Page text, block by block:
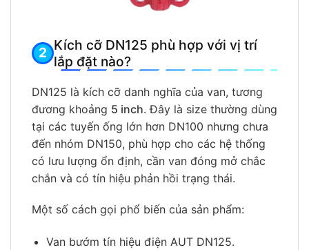
Kích cỡ DN125 phù hợp với vị trí
lắp đặt nào?
DN125 là kích cỡ danh nghĩa của van, tương
đương khoảng 5 inch. Đây là size thường dùng
tại các tuyến ống lớn hơn DN100 nhưng chưa
đến nhóm DN150, phù hợp cho các hệ thống
có lưu lượng ổn định, cần van đóng mở chắc
chắn và có tín hiệu phản hồi trạng thái.
Một số cách gọi phổ biến của sản phẩm:
Van bướm tín hiệu điện AUT DN125.